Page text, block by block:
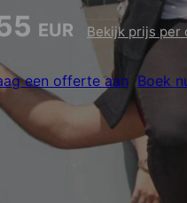
EUR Bekijk prijs per
een offerte aan Boek